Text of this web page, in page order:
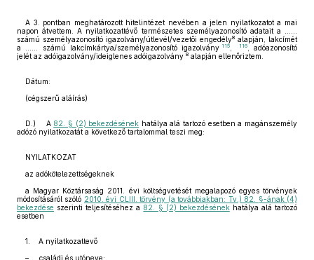
A 3. pontban meghatározott hitelintézet nevében a jelen nyilatkozatot a mai
napon átvettem. A nyilatkozattévő természetes személyazonosító adatait a ......
számú személyazonosító igazolvány/útlevél/vezetői engedély8 alapján, lakcímét
a ...... számú lakcímkártya/személyazonosító igazolvány 115 116, adóazonosító
jelét az adóigazolvány/ideiglenes adóigazolvány 8 alapján ellenőriztem.
Dátum:
(cégszerű aláírás)
D.) A 82. § (2) bekezdésének hatálya alá tartozó esetben a magánszemély
adózó nyilatkozatát a következő tartalommal teszi meg:
NYILATKOZAT
az adókötelezettségeknek
a Magyar Köztársaság 2011. évi költségvetését megalapozó egyes törvények
módosításáról szóló 2010. évi CLIII. törvény (a továbbiakban: Tv.) 82. §-ának (4)
bekezdése szerinti teljesítéséhez a 82. § (2) bekezdésénekhatálya alá tartozó
esetben
1. A nyilatkozattevő
– családi és utóneve: